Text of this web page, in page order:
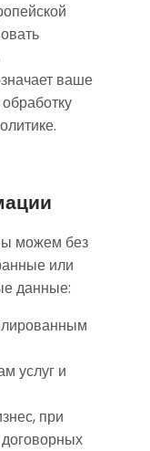
ваше
можем без
или
данные:
услуг и
при